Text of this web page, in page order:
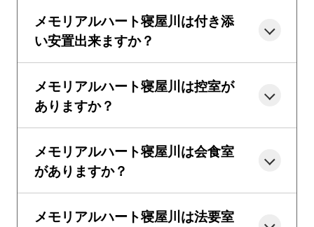
メモリアルハート寝屋川は付き添
い安置出来ますか？
メモリアルハート寝屋川は控室が
ありますか？
メモリアルハート寝屋川は会食室
がありますか？
メモリアルハート寝屋川は法要室